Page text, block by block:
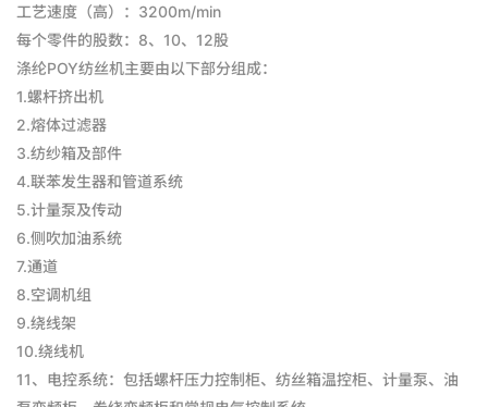
工艺速度（高）：3200m/min
每个零件的股数：8、10、12股
涤纶POY纺丝机主要由以下部分组成：
1.螺杆挤出机
2.熔体过滤器
3.纺纱箱及部件
4.联苯发生器和管道系统
5.计量泵及传动
6.侧吹加油系统
7.通道
8.空调机组
9.绕线架
10.绕线机
11、电控系统：包括螺杆压力控制柜、纺丝箱温控柜、计量泵、油